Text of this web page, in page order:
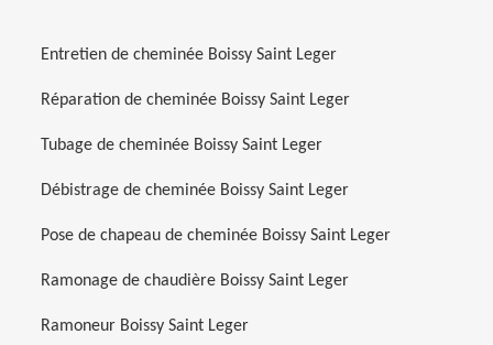
Entretien de cheminée Boissy Saint Leger
Réparation de cheminée Boissy Saint Leger
Tubage de cheminée Boissy Saint Leger
Débistrage de cheminée Boissy Saint Leger
Pose de chapeau de cheminée Boissy Saint Leger
Ramonage de chaudière Boissy Saint Leger
Ramoneur Boissy Saint Leger